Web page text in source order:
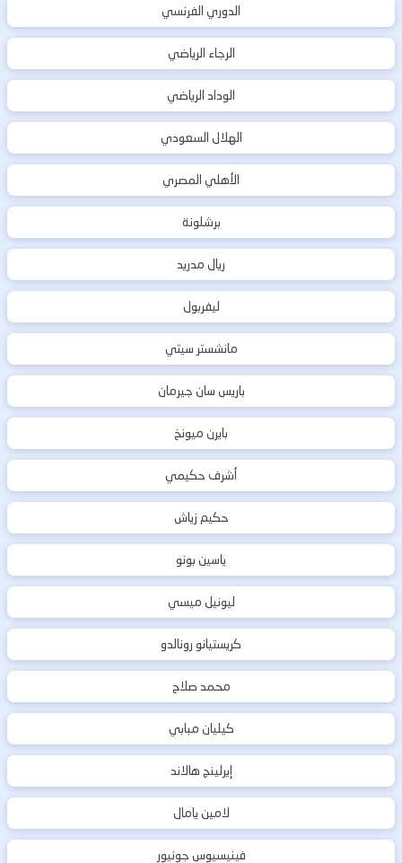
الدوري الفرنسي
الرجاء الرياضي
الوداد الرياضي
الهلال السعودي
الأهلي المصري
برشلونة
ريال مدريد
ليفربول
مانشستر سيتي
باريس سان جيرمان
بايرن ميونخ
أشرف حكيمي
حكيم زياش
ياسين بونو
ليونيل ميسي
كريستيانو رونالدو
محمد صلاح
كيليان مبابي
إيرلينج هالاند
لامين يامال
فينيسيوس جونيور